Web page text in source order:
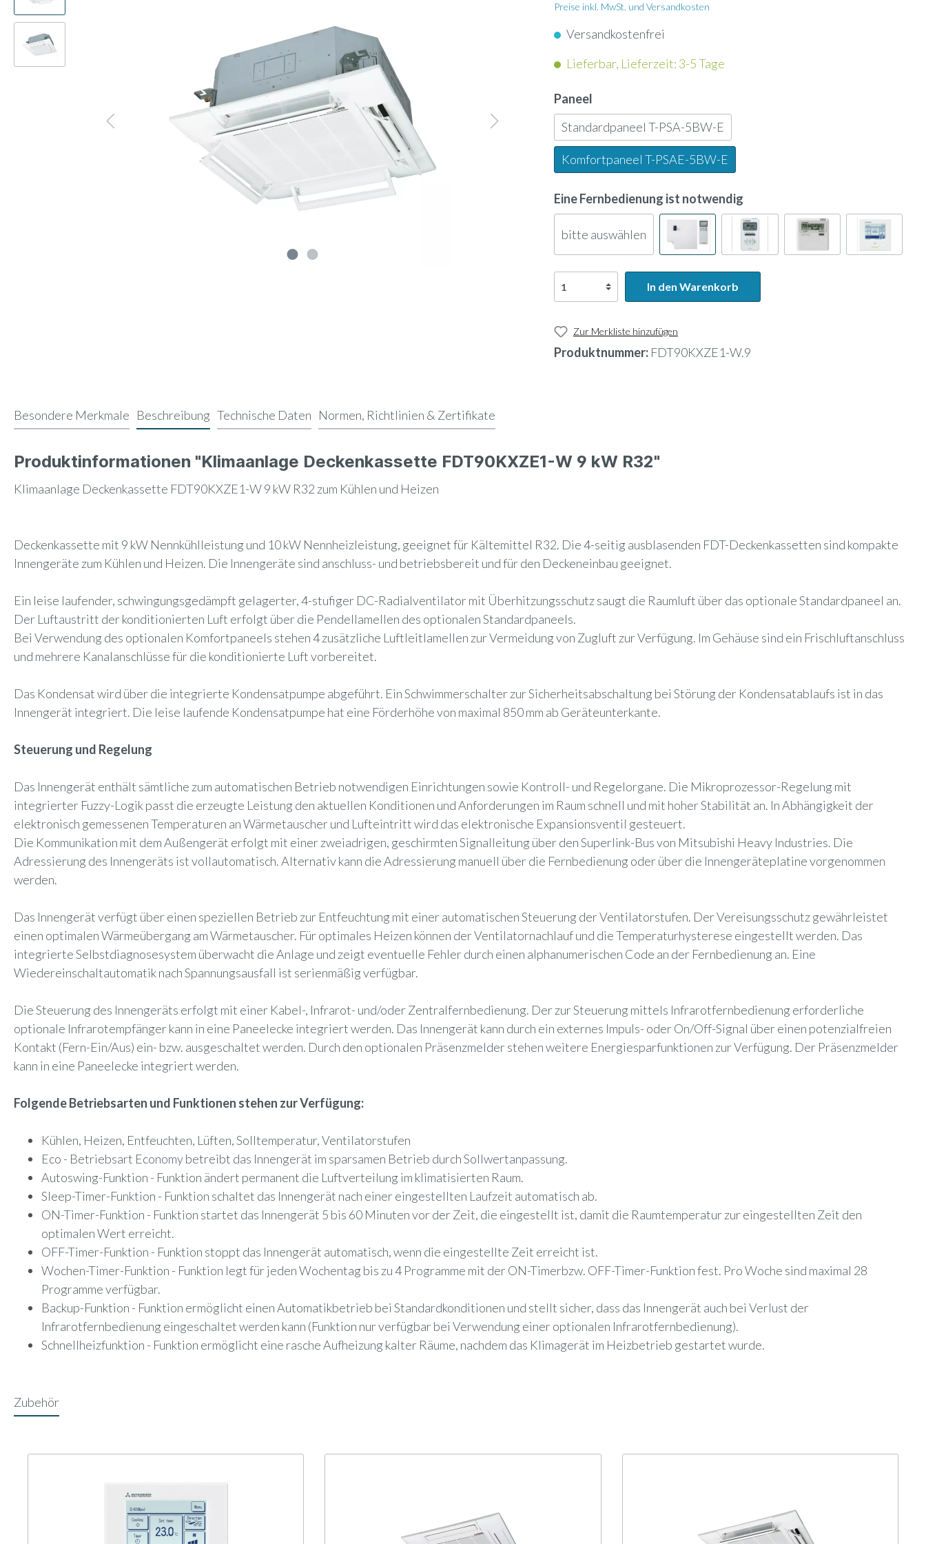
Multisplit
Deckenunterbaugeräte
Deckenkonvektoren
Kanalgeräte
Truhengeräte
Truheneinbaugeräte
Wärmetauscher Anschlussmodule
Präsenzmelder
WLAN-Adapter Pumpen
CompTrol
Schlammabscheider Ferritkern Ölauffangwanne Lochblech
3-Wege-Ventil Kanalfeuchtefühler
Umkehrosmose-Drucktank Widerstandsdampfbefeuchter
Preise inkl. MwSt. und Versandkosten
Versandkostenfrei
Lieferbar, Lieferzeit: 3-5 Tage
Paneel
Standardpaneel T-PSA-5BW-E
Komfortpaneel T-PSAE-5BW-E
Eine Fernbedienung ist notwendig
bitte auswählen
In den Warenkorb
Zur Merkliste hinzufügen
Produktnummer: FDT90KXZE1-W.9
Besondere Merkmale Beschreibung Technische Daten Normen, Richtlinien & Zertifikate
Produktinformationen "Klimaanlage Deckenkassette FDT90KXZE1-W 9 kW R32"
Klimaanlage Deckenkassette FDT90KXZE1-W 9 kW R32 zum Kühlen und Heizen
Deckenkassette mit 9 kW Nennkühlleistung und 10 kW Nennheizleistung, geeignet für Kältemittel R32. Die 4-seitig ausblasenden FDT-Deckenkassetten sind kompakte
Innengeräte zum Kühlen und Heizen. Die Innengeräte sind anschluss- und betriebsbereit und für den Deckeneinbau geeignet.
Ein leise laufender, schwingungsgedämpft gelagerter, 4-stufiger DC-Radialventilator mit Überhitzungsschutz saugt die Raumluft über das optionale Standardpaneel an.
Der Luftaustritt der konditionierten Luft erfolgt über die Pendellamellen des optionalen Standardpaneels.
Bei Verwendung des optionalen Komfortpaneels stehen 4 zusätzliche Luftleitlamellen zur Vermeidung von Zugluft zur Verfügung. Im Gehäuse sind ein Frischluftanschluss
und mehrere Kanalanschlüsse für die konditionierte Luft vorbereitet.
Das Kondensat wird über die integrierte Kondensatpumpe abgeführt. Ein Schwimmerschalter zur Sicherheitsabschaltung bei Störung der Kondensatablaufs ist in das
Innengerät integriert. Die leise laufende Kondensatpumpe hat eine Förderhöhe von maximal 850 mm ab Geräteunterkante.
Steuerung und Regelung
Das Innengerät enthält sämtliche zum automatischen Betrieb notwendigen Einrichtungen sowie Kontroll- und Regelorgane. Die Mikroprozessor-Regelung mit
integrierter Fuzzy-Logik passt die erzeugte Leistung den aktuellen Konditionen und Anforderungen im Raum schnell und mit hoher Stabilität an. In Abhängigkeit der
elektronisch gemessenen Temperaturen an Wärmetauscher und Lufteintritt wird das elektronische Expansionsventil gesteuert.
Die Kommunikation mit dem Außengerät erfolgt mit einer zweiadrigen, geschirmten Signalleitung über den Superlink-Bus von Mitsubishi Heavy Industries. Die
Adressierung des Innengeräts ist vollautomatisch. Alternativ kann die Adressierung manuell über die Fernbedienung oder über die Innengeräteplatine vorgenommen
werden.
Das Innengerät verfügt über einen speziellen Betrieb zur Entfeuchtung mit einer automatischen Steuerung der Ventilatorstufen. Der Vereisungsschutz gewährleistet
einen optimalen Wärmeübergang am Wärmetauscher. Für optimales Heizen können der Ventilatornachlauf und die Temperaturhysterese eingestellt werden. Das
integrierte Selbstdiagnosesystem überwacht die Anlage und zeigt eventuelle Fehler durch einen alphanumerischen Code an der Fernbedienung an. Eine
Wiedereinschaltautomatik nach Spannungsausfall ist serienmäßig verfügbar.
Die Steuerung des Innengeräts erfolgt mit einer Kabel-, Infrarot- und/oder Zentralfernbedienung. Der zur Steuerung mittels Infrarotfernbedienung erforderliche
optionale Infrarotempfänger kann in eine Paneelecke integriert werden. Das Innengerät kann durch ein externes Impuls- oder On/Off-Signal über einen potenzialfreien
Kontakt (Fern-Ein/Aus) ein- bzw. ausgeschaltet werden. Durch den optionalen Präsenzmelder stehen weitere Energiesparfunktionen zur Verfügung. Der Präsenzmelder
kann in eine Paneelecke integriert werden.
Folgende Betriebsarten und Funktionen stehen zur Verfügung:
Kühlen, Heizen, Entfeuchten, Lüften, Solltemperatur, Ventilatorstufen
Eco - Betriebsart Economy betreibt das Innengerät im sparsamen Betrieb durch Sollwertanpassung.
Autoswing-Funktion - Funktion ändert permanent die Luftverteilung im klimatisierten Raum.
Sleep-Timer-Funktion - Funktion schaltet das Innengerät nach einer eingestellten Laufzeit automatisch ab.
ON-Timer-Funktion - Funktion startet das Innengerät 5 bis 60 Minuten vor der Zeit, die eingestellt ist, damit die Raumtemperatur zur eingestellten Zeit den
optimalen Wert erreicht.
OFF-Timer-Funktion - Funktion stoppt das Innengerät automatisch, wenn die eingestellte Zeit erreicht ist.
Wochen-Timer-Funktion - Funktion legt für jeden Wochentag bis zu 4 Programme mit der ON-Timerbzw. OFF-Timer-Funktion fest. Pro Woche sind maximal 28
Programme verfügbar.
Backup-Funktion - Funktion ermöglicht einen Automatikbetrieb bei Standardkonditionen und stellt sicher, dass das Innengerät auch bei Verlust der
Infrarotfernbedienung eingeschaltet werden kann (Funktion nur verfügbar bei Verwendung einer optionalen Infrarotfernbedienung).
Schnellheizfunktion - Funktion ermöglicht eine rasche Aufheizung kalter Räume, nachdem das Klimagerät im Heizbetrieb gestartet wurde.
Zubehör